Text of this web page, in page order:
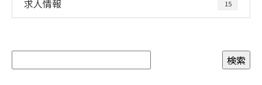
求人情報 15